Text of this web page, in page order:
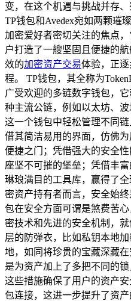
变，在这个机遇与挑战并存
TP钱包和Avedex宛如两颗璀
加密爱好者密切关注的焦点
户打造了一艘坚固且便捷的
效的加密资产交易体验，正
程。 TP钱包，其全称为
广受欢迎的多链数字钱包，
种主流公链，例如以太坊、波
这一个钱包中轻松管理不同
借其简洁易用的界面，仿佛
便捷之门；凭借强大的安全
座坚不可摧的堡垒；凭借丰
琳琅满目的工具库，赢得了
密资产持有者而言，安全始
包在安全方面可谓是煞费苦
密技术和先进的安全机制，
层的防弹衣，比如私钥本地
地，如同将珍贵的宝藏深藏
是为资产加上了多把不同的
这些措施确保了用户的资产
包连接，这进一步提升了资